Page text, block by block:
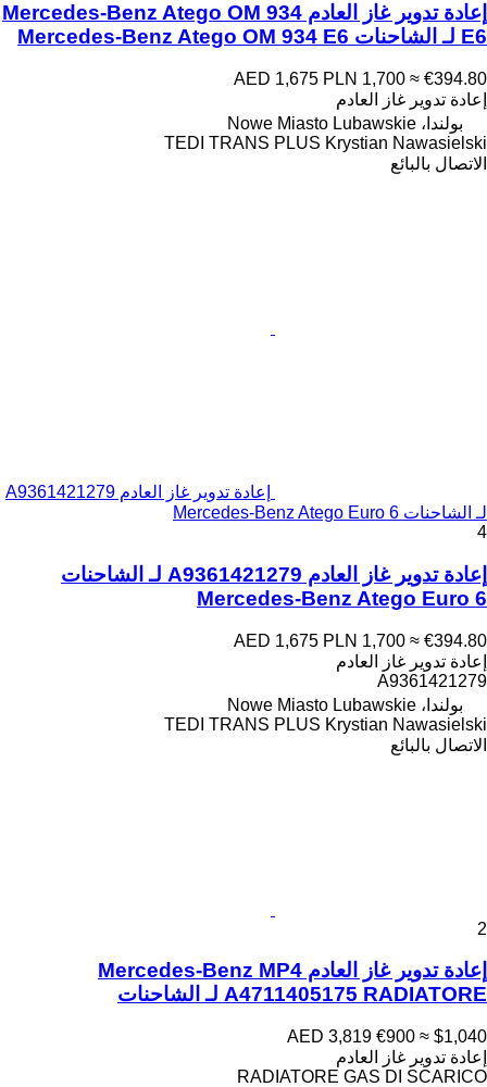
إعادة تدوير غاز العادم Mercedes-Benz Atego OM 934
E6 لـ الشاحنات Mercedes-Benz Atego OM 934 E6
AED 1,675 PLN 1,700 ≈ €394.80
إعادة تدوير غاز العادم
بولندا، Nowe Miasto Lubawskie
TEDI TRANS PLUS Krystian Nawasielski
الاتصال بالبائع
إعادة تدوير غاز العادم A9361421279
لـ الشاحنات Mercedes-Benz Atego Euro 6
4
إعادة تدوير غاز العادم A9361421279 لـ الشاحنات
Mercedes-Benz Atego Euro 6
AED 1,675 PLN 1,700 ≈ €394.80
إعادة تدوير غاز العادم
A9361421279
بولندا، Nowe Miasto Lubawskie
TEDI TRANS PLUS Krystian Nawasielski
الاتصال بالبائع
2
إعادة تدوير غاز العادم Mercedes-Benz MP4
A4711405175 RADIATORE لـ الشاحنات
AED 3,819 €900 ≈ $1,040
إعادة تدوير غاز العادم
RADIATORE GAS DI SCARICO